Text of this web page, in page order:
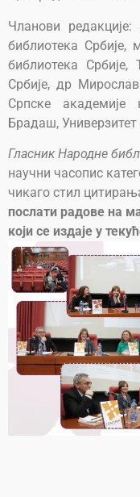
Чланови
библиотека Србије,
библиотека
Србије, др
Српске
Брадаш,
Гласник Народне
научни часопис
чикаго стил
послати радове на
који се издаје у